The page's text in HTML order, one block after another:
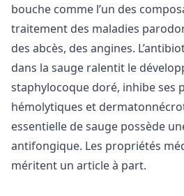
bouche comme l’un des
traitement des maladies
des abcès, des angines.
dans la sauge ralentit le
staphylocoque doré, inhibe ses
hémolytiques et
essentielle de sauge possède
antifongique. Les propriétés
méritent un article à part.